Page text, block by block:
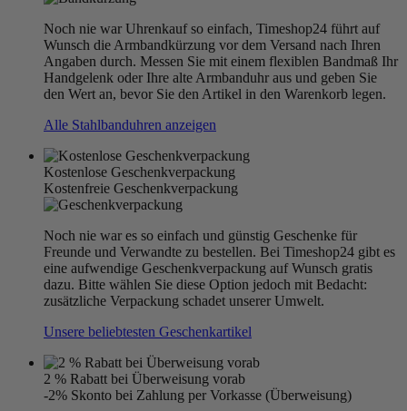
Noch nie war Uhrenkauf so einfach, Timeshop24 führt auf
Wunsch die Armbandkürzung vor dem Versand nach Ihren
Angaben durch. Messen Sie mit einem flexiblen Bandmaß Ihr
Handgelenk oder Ihre alte Armbanduhr aus und geben Sie
den Wert an, bevor Sie den Artikel in den Warenkorb legen.
Alle Stahlbanduhren anzeigen
Kostenlose Geschenkverpackung
Kostenfreie Geschenkverpackung
Noch nie war es so einfach und günstig Geschenke für
Freunde und Verwandte zu bestellen. Bei Timeshop24 gibt es
eine aufwendige Geschenkverpackung auf Wunsch gratis
dazu. Bitte wählen Sie diese Option jedoch mit Bedacht:
zusätzliche Verpackung schadet unserer Umwelt.
Unsere beliebtesten Geschenkartikel
2 % Rabatt bei Überweisung vorab
-2% Skonto bei Zahlung per Vorkasse (Überweisung)